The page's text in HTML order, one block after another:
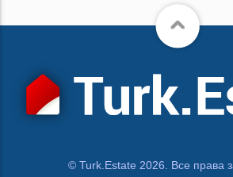
© Turk.Estate 2026. Все права